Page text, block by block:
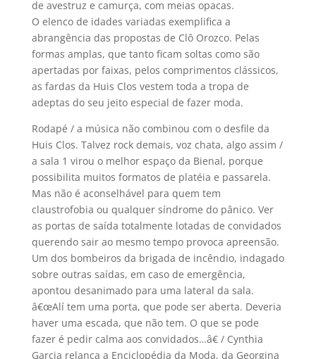
de avestruz e camurça, com meias opacas.
O elenco de idades variadas exemplifica a
abrangência das propostas de Clô Orozco. Pelas
formas amplas, que tanto ficam soltas como são
apertadas por faixas, pelos comprimentos clássicos,
as fardas da Huis Clos vestem toda a tropa de
adeptas do seu jeito especial de fazer moda.
Rodapé / a música não combinou com o desfile da
Huis Clos. Talvez rock demais, voz chata, algo assim /
a sala 1 virou o melhor espaço da Bienal, porque
possibilita muitos formatos de platéia e passarela.
Mas não é aconselhável para quem tem
claustrofobia ou qualquer sí­ndrome do pânico. Ver
as portas de saí­da totalmente lotadas de convidados
querendo sair ao mesmo tempo provoca apreensão.
Um dos bombeiros da brigada de incêndio, indagado
sobre outras saí­das, em caso de emergência,
apontou desanimado para uma lateral da sala.
â€œAlí­ tem uma porta, que pode ser aberta. Deveria
haver uma escada, que não tem. O que se pode
fazer é pedir calma aos convidados…â€ / Cynthia
Garcia relança a Enciclopédia da Moda, da Georgina